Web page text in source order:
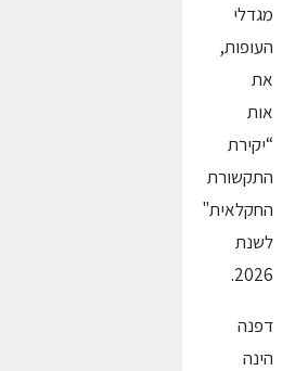
מגדלי
העופות,
את
אות
“יקירת
התקשורת
החקלאית"
לשנת
2026.
דפנה
הינה